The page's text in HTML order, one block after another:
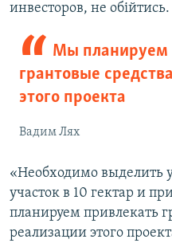
инвесторов, не обійтись.
Мы планируем
грантовые
этого проекта
Вадим Лях
«Необходимо
участок в 10 гектар и
планируем привлекать
реализации этого